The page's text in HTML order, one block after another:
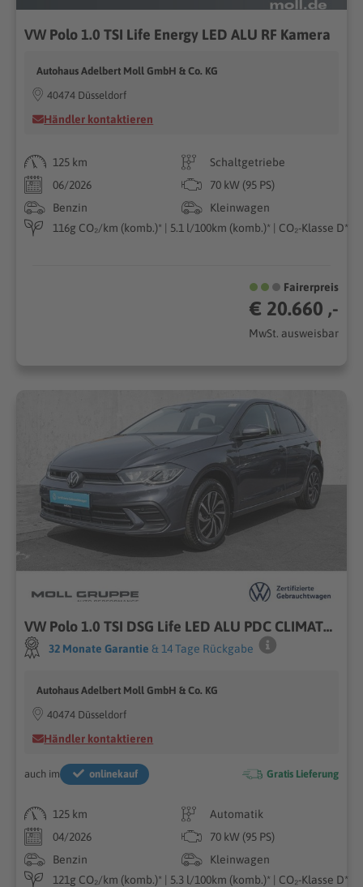
VW Polo 1.0 TSI Life Energy LED ALU RF Kamera
Autohaus Adelbert Moll GmbH & Co. KG
40474 Düsseldorf
Händler kontaktieren
125 km
Schaltgetriebe
06/2026
70 kW (95 PS)
Benzin
Kleinwagen
116g CO₂/km (komb.)* | 5.1 l/100km (komb.)* | CO₂-Klasse D*
Fairerpreis
€ 20.660 ,-
MwSt. ausweisbar
VW Polo 1.0 TSI DSG Life LED ALU PDC CLIMATRONIC
32 Monate Garantie & 14 Tage Rückgabe
Autohaus Adelbert Moll GmbH & Co. KG
40474 Düsseldorf
Händler kontaktieren
auch im onlinekauf Gratis Lieferung
125 km
Automatik
04/2026
70 kW (95 PS)
Benzin
Kleinwagen
121g CO₂/km (komb.)* | 5.3 l/100km (komb.)* | CO₂-Klasse D*